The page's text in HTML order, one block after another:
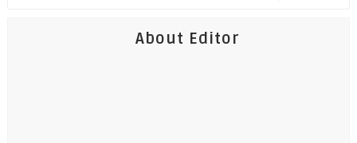
About Editor